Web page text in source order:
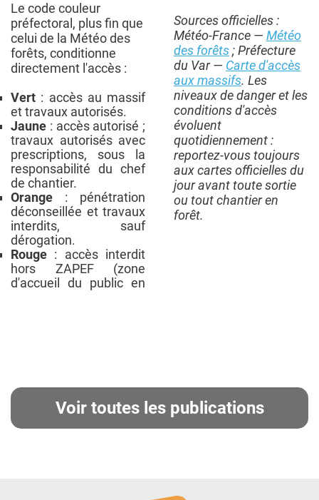
Le code couleur
préfectoral, plus fin que
celui de la Météo des
forêts, conditionne
directement l'accès :
Vert : accès au massif
et travaux autorisés.
Jaune : accès autorisé ;
travaux autorisés avec
prescriptions, sous la
responsabilité du chef
de chantier.
Orange : pénétration
déconseillée et travaux
interdits, sauf
dérogation.
Rouge : accès interdit
hors ZAPEF (zone
d'accueil du public en
Sources officielles :
Météo-France — Météo
des forêts; Préfecture
du Var — Carte d'accès
aux massifs. Les
niveaux de danger et les
conditions d'accès
évoluent
quotidiennement :
reportez-vous toujours
aux cartes officielles du
jour avant toute sortie
ou tout chantier en
forêt.
Voir toutes les publications